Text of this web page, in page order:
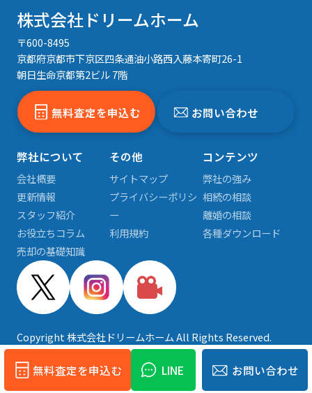
株式会社ドリームホーム
〒600-8495
京都府京都市下京区四条通油小路西入藤本寄町26-1
朝日生命京都第2ビル 7階
無料査定を申込む お問い合わせ
弊社について
会社概要
更新情報
スタッフ紹介
お役立ちコラム
売却の基礎知識
その他
サイトマップ
プライバシーポリシ
ー
利用規約
コンテンツ
弊社の強み
相続の相談
離婚の相談
各種ダウンロード
Copyright 株式会社ドリームホーム All Rights Reserved.
無料査定を申込む LINE お問い合わせ